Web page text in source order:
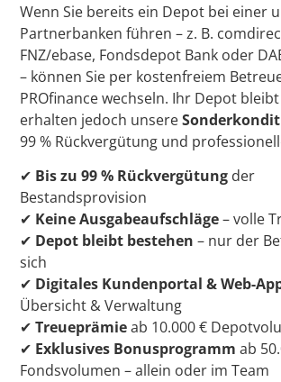
Wenn Sie bereits ein Depot bei einer
Partnerbanken führen – z. B.
FNZ/ebase, Fondsdepot Bank oder
– können Sie per kostenfreiem
PROfinance wechseln. Ihr Depot
erhalten jedoch unsere
99 % Rückvergütung und
✔ Bis zu 99 % Rückvergütung der
Bestandsprovision
✔ Keine Ausgabeaufschläge– volle
✔ Depot bleibt bestehen – nur der
sich
✔ Digitales Kundenportal & Web-
Übersicht & Verwaltung
✔Treueprämieab 10.000 €
✔ Exklusives Bonusprogramm ab
Fondsvolumen – allein oder im Team